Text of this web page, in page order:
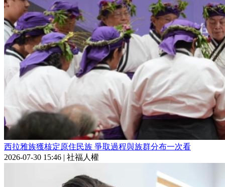
西拉雅族獲核定原住民族 爭取過程與族群分布一次看
2026-07-30 15:46 | 社福人權